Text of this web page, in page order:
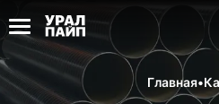
Главная•